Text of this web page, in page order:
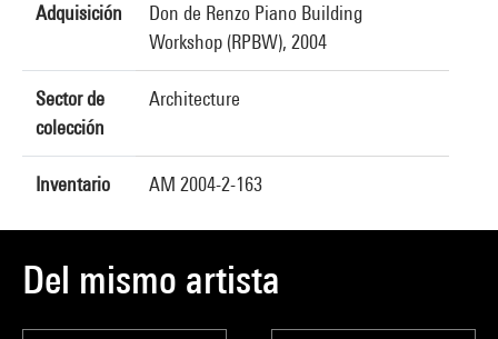
Adquisición
Don de Renzo Piano Building
Workshop (RPBW), 2004
Sector de
colección
Architecture
Inventario AM 2004-2-163
Del mismo artista